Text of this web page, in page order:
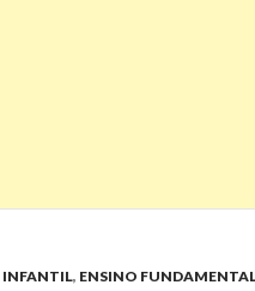
INFANTIL, ENSINO